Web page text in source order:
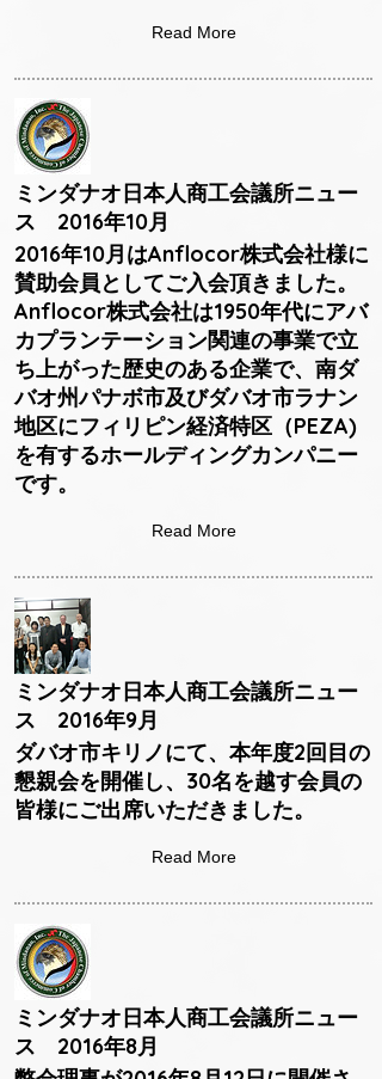
Read More
ミンダナオ日本人商工会議所ニュー
ス 2016年10月
2016年10月はAnflocor株式会社様に
賛助会員としてご入会頂きました。
Anflocor株式会社は1950年代にアバ
カプランテーション関連の事業で立
ち上がった歴史のある企業で、南ダ
バオ州パナボ市及びダバオ市ラナン
地区にフィリピン経済特区（PEZA)
を有するホールディングカンパニー
です。
Read More
ミンダナオ日本人商工会議所ニュー
ス 2016年9月
ダバオ市キリノにて、本年度2回目の
懇親会を開催し、30名を越す会員の
皆様にご出席いただきました。
Read More
ミンダナオ日本人商工会議所ニュー
ス 2016年8月